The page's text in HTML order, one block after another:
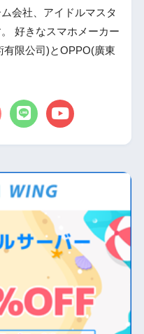
会社、アイドルマスタ
好きなスマホメーカー
有限公司)とOPPO(廣東